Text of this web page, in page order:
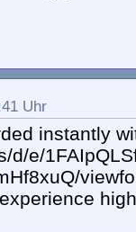
Uhr
instantly
d/e/